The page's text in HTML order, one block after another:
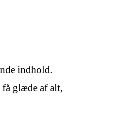
indhold.
glæde af alt,